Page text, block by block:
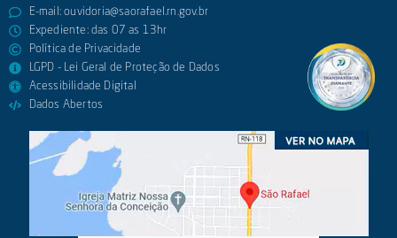
E-mail:ouvidoria@saorafael.rn.gov.br
Expediente: das 07 as 13hr
Política de Privacidade
LGPD - Lei Geral de Proteção de Dados
Acessibilidade Digital
Dados Abertos